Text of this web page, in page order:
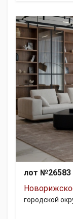
лот №26583
городской